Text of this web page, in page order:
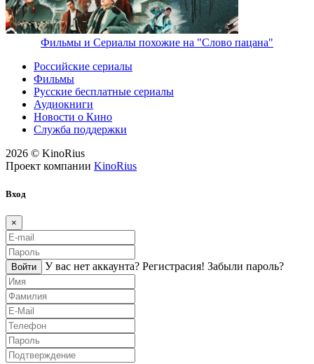
Фильмы и Сериалы похожие на "Слово пацана"
Российские сериалы
Фильмы
Русские бесплатные сериалы
Аудиокниги
Новости о Кино
Служба поддержки
2026 © KinoRius
Проект компании KinoRius
Вход
×
Войти У вас нет аккаунта? Регистраcия! Забыли пароль?